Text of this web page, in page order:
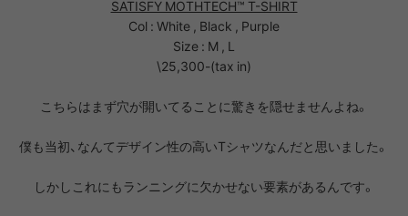
SATISFY MOTHTECH™ T-SHIRT
Col : White , Black , Purple
Size : M , L
\25,300-(tax in)
こちらはまず穴が開いてることに驚きを隠せませんよね。
僕も当初、なんてデザイン性の高いTシャツなんだと思いました。
しかしこれにもランニングに欠かせない要素があるんです。